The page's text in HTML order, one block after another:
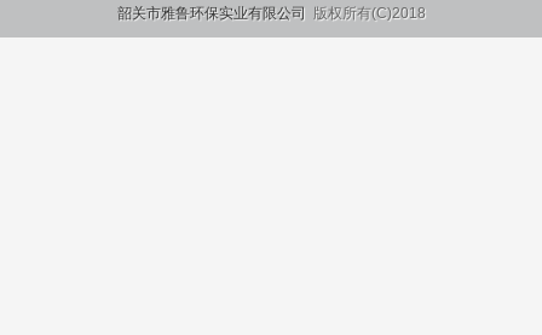
韶关市雅鲁环保实业有限公司 版权所有(C)2018